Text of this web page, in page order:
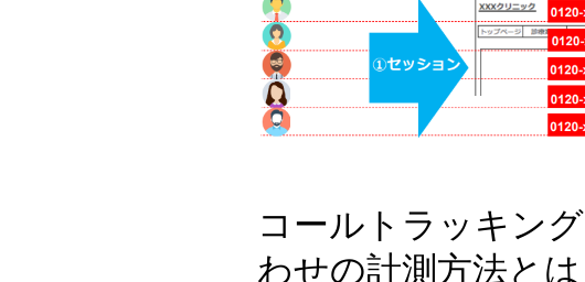
コールトラッキン
わせの計測方法とは